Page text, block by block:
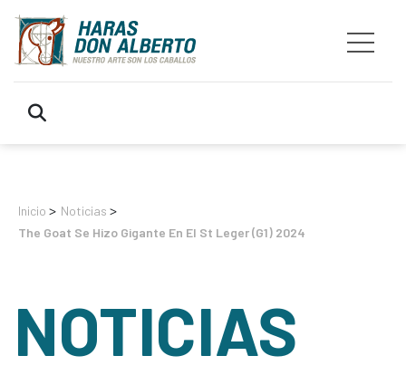
Inicio > Noticias >
The Goat Se Hizo Gigante En El St Leger (G1) 2024
NOTICIAS